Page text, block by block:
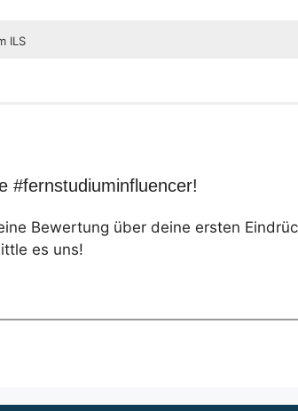
ILS
#fernstudiuminfluencer!
Bewertung über deine ersten
es uns!